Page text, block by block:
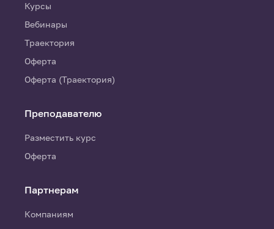
Курсы
Вебинары
Траектория
Оферта
Оферта (Траектория)
Преподавателю
Разместить курс
Оферта
Партнерам
Компаниям